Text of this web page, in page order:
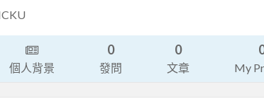
個人背景
0
發問
0
文章 My